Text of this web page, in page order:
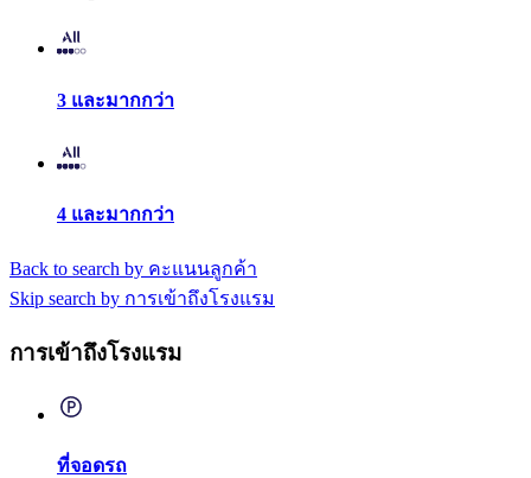
3 และมากกว่า
4 และมากกว่า
Back to search by คะแนนลูกค้า
Skip search by การเข้าถึงโรงแรม
การเข้าถึงโรงแรม
ที่จอดรถ